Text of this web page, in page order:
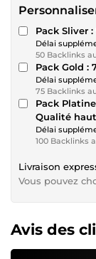
Pack Sliver
Délai
50 Backlinks
Pack Gold :
Délai
75 Backlinks
Pack
Qualité
Délai
100 Backlinks
Livraison
Vous pouvez
Avis des